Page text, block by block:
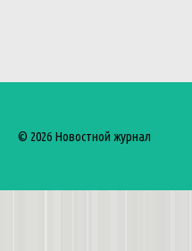
© 2026 Новостной журнал